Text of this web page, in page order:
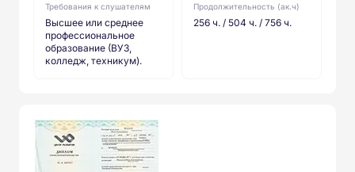
Требования к слушателям
Высшее или среднее
профессиональное
образование (ВУЗ,
колледж, техникум).
Продолжительность (ак.ч)
256 ч. / 504 ч. / 756 ч.